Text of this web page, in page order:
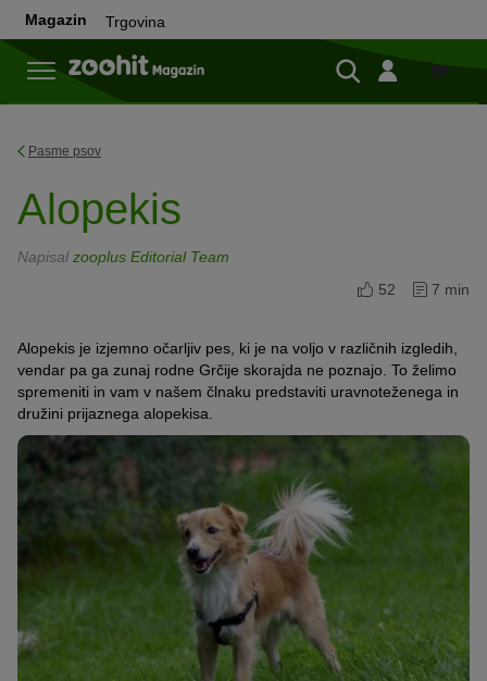
Magazin Trgovina
Pasme psov
Alopekis
Napisal zooplus Editorial Team
52
7 min
Alopekis je izjemno očarljiv pes, ki je na voljo v različnih izgledih,
vendar pa ga zunaj rodne Grčije skorajda ne poznajo. To želimo
spremeniti in vam v našem člnaku predstaviti uravnoteženega in
družini prijaznega alopekisa.